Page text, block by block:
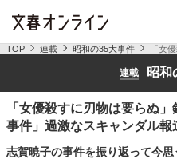
TOP 連載 昭和の35大事件 「女
連載 昭和
「女優殺すに刃物は要らぬ
事件」過激なスキャンダル報
志賀暁子の事件を振り返って今